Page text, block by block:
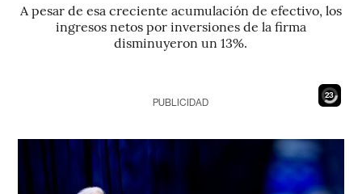
A pesar de esa creciente acumulación de efectivo, los
ingresos netos por inversiones de la firma
disminuyeron un 13%.
22
PUBLICIDAD